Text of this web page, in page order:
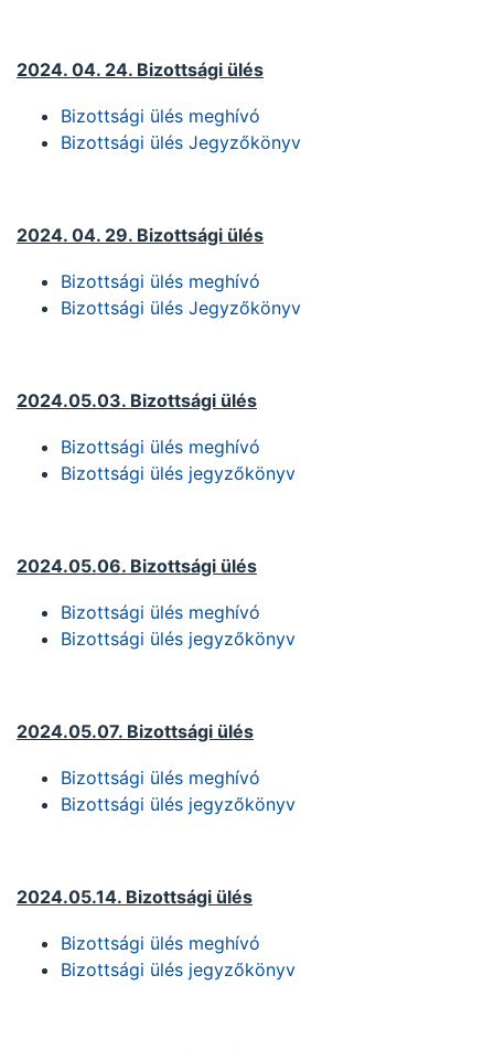
2024. 04. 24. Bizottsági ülés
Bizottsági ülés meghívó
Bizottsági ülés Jegyzőkönyv
2024. 04. 29. Bizottsági ülés
Bizottsági ülés meghívó
Bizottsági ülés Jegyzőkönyv
2024.05.03. Bizottsági ülés
Bizottsági ülés meghívó
Bizottsági ülés jegyzőkönyv
2024.05.06. Bizottsági ülés
Bizottsági ülés meghívó
Bizottsági ülés jegyzőkönyv
2024.05.07. Bizottsági ülés
Bizottsági ülés meghívó
Bizottsági ülés jegyzőkönyv
2024.05.14. Bizottsági ülés
Bizottsági ülés meghívó
Bizottsági ülés jegyzőkönyv